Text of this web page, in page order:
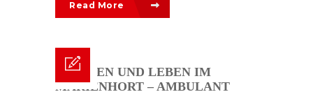
Read More
WOHNEN UND LEBEN IM
MARIENHORT – AMBULANT